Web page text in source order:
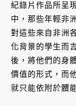
紀錄片作品所呈
中，那些年輕非
對這些來自非洲
化背景的學生而
後，將他們的身
價值的形式，而
就只能依附於體